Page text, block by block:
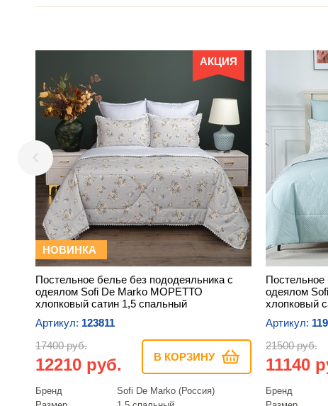
НОВИНКА
АКЦИЯ
Постельное белье без пододеяльника с
одеялом Sofi De Marko МОРЕТТО
хлопковый сатин 1,5 спальный
Артикул: 123811
17400 руб.
12210 руб. В КОРЗИНУ
Бренд
Sofi De Marko (Россия)
Постельное
одеялом
хлопковый
Артикул:
21500 руб.
11140
Бренд